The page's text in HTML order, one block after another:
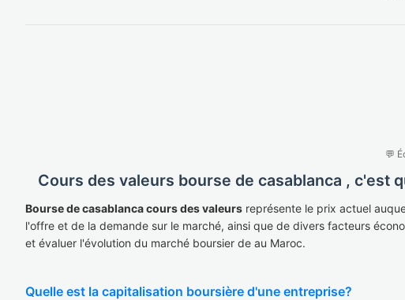
💬
Cours des valeurs bourse de casablanca , c'est
Bourse de casablanca cours des valeurs représente le prix actuel
l'offre et de la demande sur le marché, ainsi que de divers facteurs
et évaluer l'évolution du marché boursier de au Maroc.
Quelle est la capitalisation boursière d'une entreprise?